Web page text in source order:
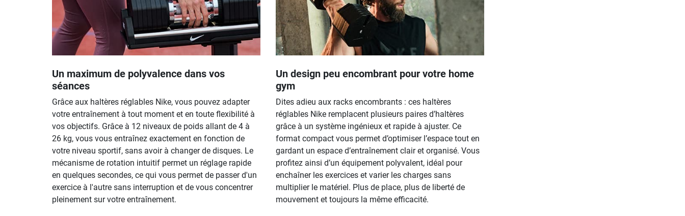
Un maximum de polyvalence dans vos
séances
Grâce aux haltères réglables Nike, vous pouvez adapter
votre entraînement à tout moment et en toute flexibilité à
vos objectifs. Grâce à 12 niveaux de poids allant de 4 à
26 kg, vous vous entraînez exactement en fonction de
votre niveau sportif, sans avoir à changer de disques. Le
mécanisme de rotation intuitif permet un réglage rapide
en quelques secondes, ce qui vous permet de passer d'un
exercice à l'autre sans interruption et de vous concentrer
pleinement sur votre entraînement.
Un design peu encombrant pour votre home
gym
Dites adieu aux racks encombrants : ces haltères
réglables Nike remplacent plusieurs paires d’haltères
grâce à un système ingénieux et rapide à ajuster. Ce
format compact vous permet d’optimiser l’espace tout en
gardant un espace d’entraînement clair et organisé. Vous
profitez ainsi d’un équipement polyvalent, idéal pour
enchaîner les exercices et varier les charges sans
multiplier le matériel. Plus de place, plus de liberté de
mouvement et toujours la même efficacité.